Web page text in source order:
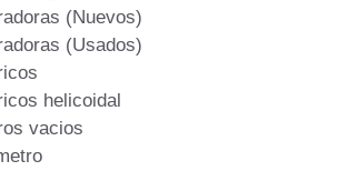
(Nuevos)
(Usados)
helicoidal
vacios